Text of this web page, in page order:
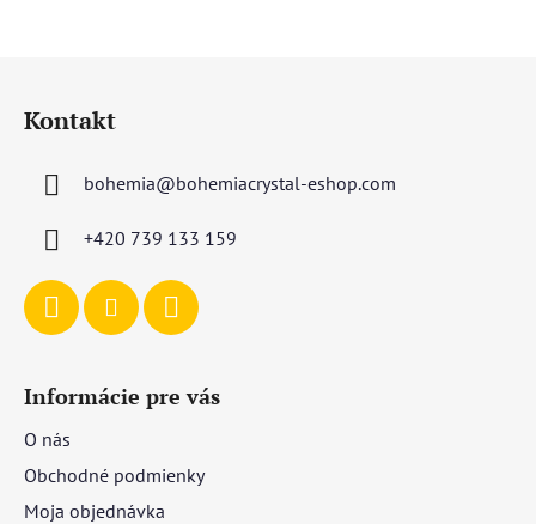
Kontakt
bohemia@bohemiacrystal-eshop.com
+420 739 133 159
Informácie pre vás
O nás
Obchodné podmienky
Moja objednávka